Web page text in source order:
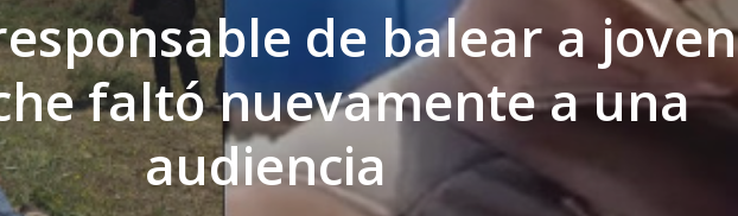
de balear a joven
faltó nuevamente a una
audiencia